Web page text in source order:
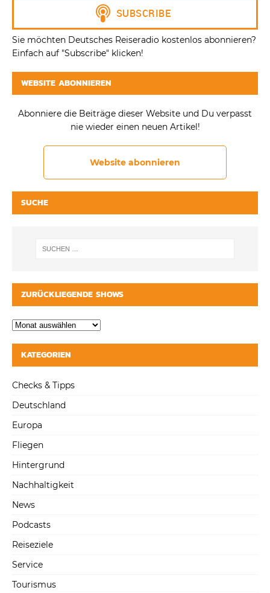
Sie möchten Deutsches Reiseradio kostenlos abonnieren?
Einfach auf "Subscribe" klicken!
WEBSITE ABONNIEREN
Abonniere die Beiträge dieser Website und Du verpasst
nie wieder einen neuen Artikel!
Website abonnieren
SUCHE
ZURÜCKLIEGENDE SHOWS
KATEGORIEN
Checks & Tipps
Deutschland
Europa
Fliegen
Hintergrund
Nachhaltigkeit
News
Podcasts
Reiseziele
Service
Tourismus